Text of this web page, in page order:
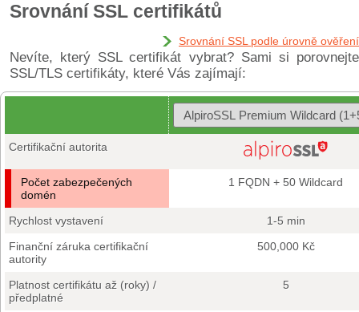
Srovnání SSL certifikátů
Srovnání SSL podle úrovně ověření
Nevíte, který SSL certifikát vybrat? Sami si porovnejte
SSL/TLS certifikáty, které Vás zajímají:
Certifikační autorita
Počet zabezpečených
domén
1 FQDN + 50 Wildcard
Rychlost vystavení
1-5 min
Finanční záruka certifikační
autority
500,000 Kč
Platnost certifikátu až (roky) /
předplatné
5